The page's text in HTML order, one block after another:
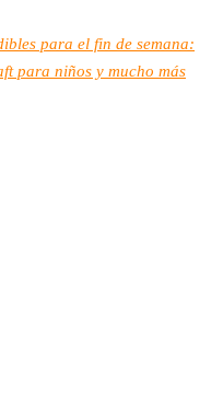
para el fin de semana:
para niños y mucho más